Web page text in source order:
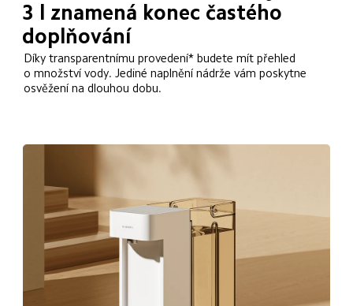
3 l znamená konec častého
doplňování
Díky transparentnímu provedení* budete mít přehled
o množství vody. Jediné naplnění nádrže vám poskytne
osvěžení na dlouhou dobu.